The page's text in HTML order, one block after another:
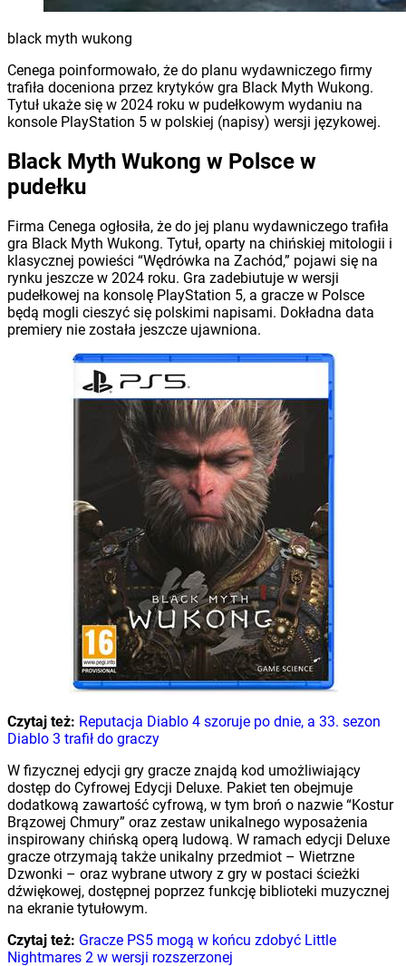
black myth wukong
Cenega poinformowało, że do planu wydawniczego firmy
trafiła doceniona przez krytyków gra Black Myth Wukong.
Tytuł ukaże się w 2024 roku w pudełkowym wydaniu na
konsole PlayStation 5 w polskiej (napisy) wersji językowej.
Black Myth Wukong w Polsce w
pudełku
Firma Cenega ogłosiła, że do jej planu wydawniczego trafiła
gra Black Myth Wukong. Tytuł, oparty na chińskiej mitologii i
klasycznej powieści “Wędrówka na Zachód,” pojawi się na
rynku jeszcze w 2024 roku. Gra zadebiutuje w wersji
pudełkowej na konsolę PlayStation 5, a gracze w Polsce
będą mogli cieszyć się polskimi napisami. Dokładna data
premiery nie została jeszcze ujawniona.
Czytaj też: Reputacja Diablo 4 szoruje po dnie, a 33. sezon
Diablo 3 trafił do graczy
W fizycznej edycji gry gracze znajdą kod umożliwiający
dostęp do Cyfrowej Edycji Deluxe. Pakiet ten obejmuje
dodatkową zawartość cyfrową, w tym broń o nazwie “Kostur
Brązowej Chmury” oraz zestaw unikalnego wyposażenia
inspirowany chińską operą ludową. W ramach edycji Deluxe
gracze otrzymają także unikalny przedmiot – Wietrzne
Dzwonki – oraz wybrane utwory z gry w postaci ścieżki
dźwiękowej, dostępnej poprzez funkcję biblioteki muzycznej
na ekranie tytułowym.
Czytaj też: Gracze PS5 mogą w końcu zdobyć Little
Nightmares 2 w wersji rozszerzonej